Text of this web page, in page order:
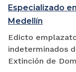
Especializado
Medellín
Edicto
indeterminados
Extinción de